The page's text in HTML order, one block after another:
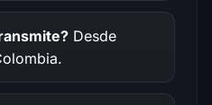
Desde